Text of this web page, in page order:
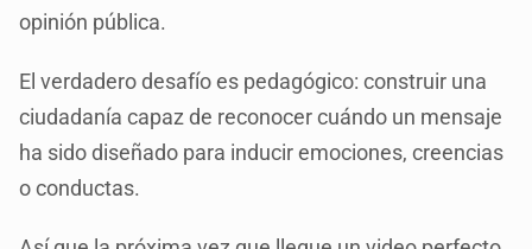
opinión pública.
El verdadero desafío es pedagógico: construir una
ciudadanía capaz de reconocer cuándo un mensaje
ha sido diseñado para inducir emociones, creencias
o conductas.